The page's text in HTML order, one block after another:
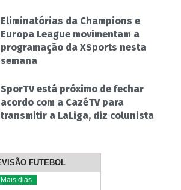
Eliminatórias da Champions e
Europa League movimentam a
programação da XSports nesta
semana
SporTV está próximo de fechar
acordo com a CazéTV para
transmitir a LaLiga, diz colunista